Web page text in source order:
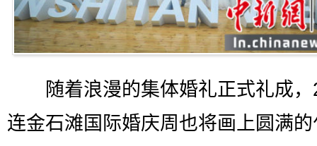
随着浪漫的集体婚礼正式礼成，
连金石滩国际婚庆周也将画上圆满